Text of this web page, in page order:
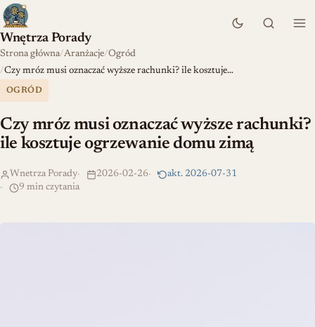
Wnętrza Porady
Strona główna Aranżacje Ogród
Czy mróz musi oznaczać wyższe rachunki? ile kosztuje…
OGRÓD
Czy mróz musi oznaczać wyższe rachunki?
ile kosztuje ogrzewanie domu zimą
Wnetrza Porady 2026-02-26
akt. 2026-07-31
9 min czytania